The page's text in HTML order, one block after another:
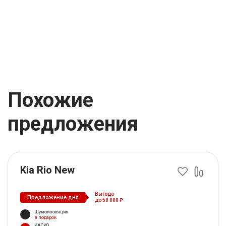
Похожие
предложения
Kia Rio New
Предложение дня
Выгода
до 50 000 ₽
Шумоизоляция
в подарок